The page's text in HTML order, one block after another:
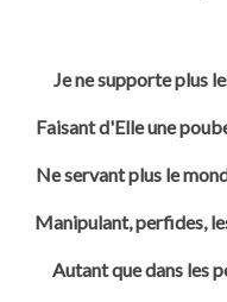
Je ne supporte plus
Faisant d'Elle une
Ne servant plus le
Manipulant, perfides,
Autant que dans les